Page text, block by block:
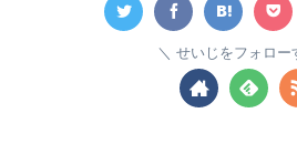
せいじをフォロー